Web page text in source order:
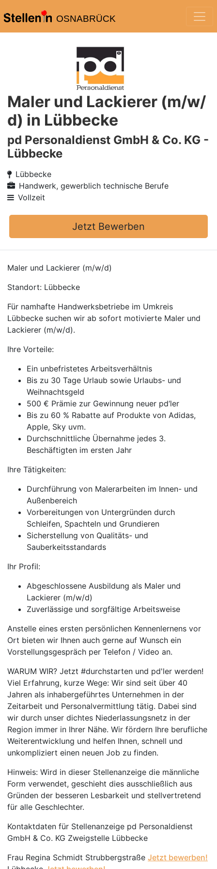
OSNABRÜCK
Maler und Lackierer (m/w/
d) in Lübbecke
pd Personaldienst GmbH & Co. KG -
Lübbecke
Lübbecke
Handwerk, gewerblich technische Berufe
Vollzeit
Jetzt Bewerben
Maler und Lackierer (m/w/d)
Standort: Lübbecke
Für namhafte Handwerksbetriebe im Umkreis
Lübbecke suchen wir ab sofort motivierte Maler und
Lackierer (m/w/d).
Ihre Vorteile:
Ein unbefristetes Arbeitsverhältnis
Bis zu 30 Tage Urlaub sowie Urlaubs- und
Weihnachtsgeld
500 € Prämie zur Gewinnung neuer pd‘ler
Bis zu 60 % Rabatte auf Produkte von Adidas,
Apple, Sky uvm.
Durchschnittliche Übernahme jedes 3.
Beschäftigten im ersten Jahr
Ihre Tätigkeiten:
Durchführung von Malerarbeiten im Innen- und
Außenbereich
Vorbereitungen von Untergründen durch
Schleifen, Spachteln und Grundieren
Sicherstellung von Qualitäts- und
Sauberkeitsstandards
Ihr Profil:
Abgeschlossene Ausbildung als Maler und
Lackierer (m/w/d)
Zuverlässige und sorgfältige Arbeitsweise
Anstelle eines ersten persönlichen Kennenlernens vor
Ort bieten wir Ihnen auch gerne auf Wunsch ein
Vorstellungsgespräch per Telefon / Video an.
WARUM WIR? Jetzt #durchstarten und pd'ler werden!
Viel Erfahrung, kurze Wege: Wir sind seit über 40
Jahren als inhabergeführtes Unternehmen in der
Zeitarbeit und Personalvermittlung tätig. Dabei sind
wir durch unser dichtes Niederlassungsnetz in der
Region immer in Ihrer Nähe. Wir fördern Ihre berufliche
Weiterentwicklung und helfen Ihnen, schnell und
unkompliziert einen neuen Job zu finden.
Hinweis: Wird in dieser Stellenanzeige die männliche
Form verwendet, geschieht dies ausschließlich aus
Gründen der besseren Lesbarkeit und stellvertretend
für alle Geschlechter.
Kontaktdaten für Stellenanzeige pd Personaldienst
GmbH & Co. KG Zweigstelle Lübbecke
Frau Regina Schmidt Strubbergstraße Jetzt bewerben!